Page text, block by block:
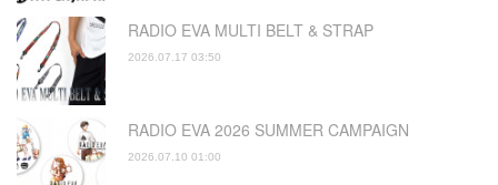
RADIO EVA MULTI BELT & STRAP
2026.07.17 03:50
RADIO EVA 2026 SUMMER CAMPAIGN
2026.07.10 01:00